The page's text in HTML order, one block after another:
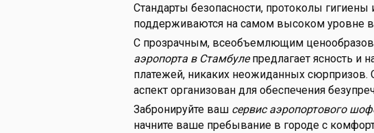
Стандарты безопасности, протоколы гигиены
поддерживаются на самом высоком уровне
С прозрачным, всеобъемлющим
аэропорта в Стамбулепредлагает ясность и
платежей, никаких неожиданных
аспект организован для обеспечения
Забронируйте ваш сервис аэропортового
начните ваше пребывание в городе с